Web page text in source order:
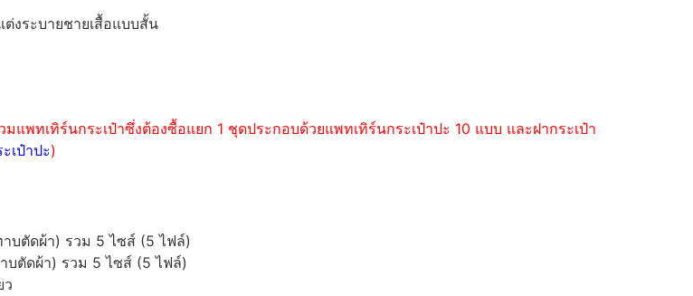
งระบายชายเสื้อแบบสั้น
พทเทิร์นกระเป๋าซึ่งต้องซื้อแยก 1 ชุดประกอบด้วยแพทเทิร์นกระเป๋าปะ 10 แบบ และฝากระเป๋า
เป๋าปะ)
บตัดผ้า) รวม 5 ไซส์ (5 ไฟล์)
บตัดผ้า) รวม 5 ไซส์ (5 ไฟล์)
ว